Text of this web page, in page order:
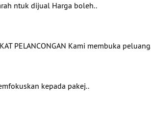
ntuk dijual Harga boleh..
PELANCONGAN Kami membuka
kepada pakej..